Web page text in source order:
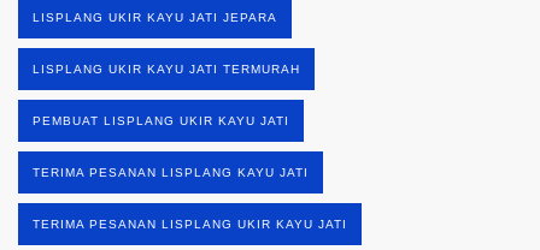
LISPLANG UKIR KAYU JATI JEPARA
LISPLANG UKIR KAYU JATI TERMURAH
PEMBUAT LISPLANG UKIR KAYU JATI
TERIMA PESANAN LISPLANG KAYU JATI
TERIMA PESANAN LISPLANG UKIR KAYU JATI